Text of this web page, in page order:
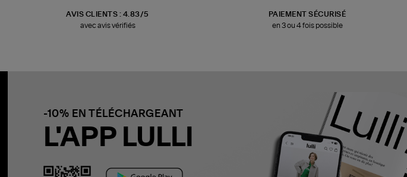
AVIS CLIENTS : 4.83/5
avec avis vérifiés
PAIEMENT SÉCURISÉ
en 3 ou 4 fois possible
-10% EN TÉLÉCHARGEANT
L'APP LULLI